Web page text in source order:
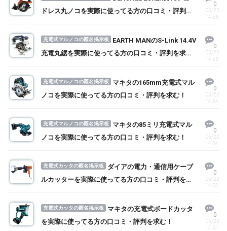
ドレス丸ノコを実際に使ってる方の口コミ・評判を
0
05/22
14:56
充電式マルノコの匿名掲示板
EARTH MANのS-Link 14.4V
充電丸鋸を実際に使ってる方の口コミ・評判を求
0
05/22
14:56
充電式マルノコの匿名掲示板
マキタの165mm充電式マル
ノコを実際に使ってる方の口コミ・評判を求む！
0
05/22
14:54
充電式マルノコの匿名掲示板
マキタの85ミリ充電式マル
ノコを実際に使ってる方の口コミ・評判を求む！
0
05/22
14:54
充電式カッタの匿名掲示板
ダイアの電力・通信用ケーブ
ルカッターを実際に使ってる方の口コミ・評判を求
0
05/22
14:52
充電式カッタの匿名掲示板
マキタの充電式ボードカッタ
を実際に使ってる方の口コミ・評判を求む！
0
05/22
14:51